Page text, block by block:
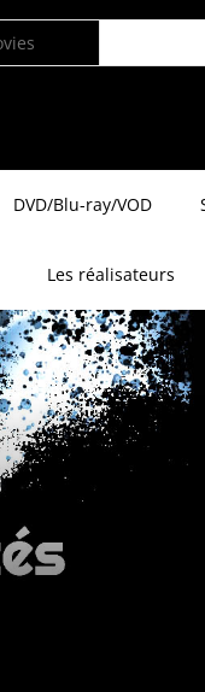
DVD/Blu-ray/VOD
Les réalisateurs